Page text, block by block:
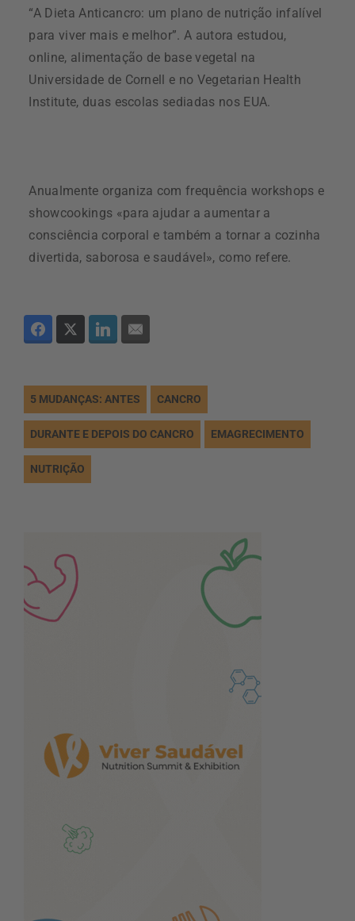
“A Dieta Anticancro: um plano de nutrição infalível
para viver mais e melhor”. A autora estudou,
online, alimentação de base vegetal na
Universidade de Cornell e no Vegetarian Health
Institute, duas escolas sediadas nos EUA.
Anualmente organiza com frequência workshops e
showcookings «para ajudar a aumentar a
consciência corporal e também a tornar a cozinha
divertida, saborosa e saudável», como refere.
5 MUDANÇAS: ANTES CANCRO
DURANTE E DEPOIS DO CANCRO EMAGRECIMENTO
NUTRIÇÃO